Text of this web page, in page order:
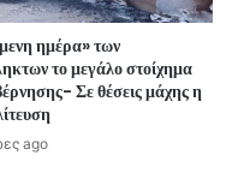
ημέρα» των
το μεγάλο στοίχημα
Σε θέσεις μάχης η
ago